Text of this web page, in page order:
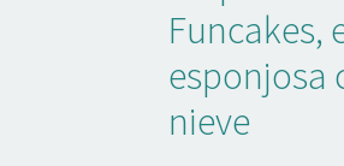
Funcakes,
esponjosa
nieve